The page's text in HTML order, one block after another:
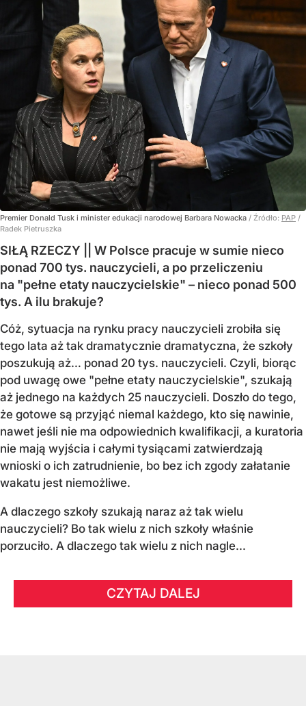
Premier Donald Tusk i minister edukacji narodowej Barbara Nowacka / Źródło: PAP /
Radek Pietruszka
SIŁĄ RZECZY || W Polsce pracuje w sumie nieco
ponad 700 tys. nauczycieli, a po przeliczeniu
na "pełne etaty nauczycielskie" – nieco ponad 500
tys. A ilu brakuje?
Cóż, sytuacja na rynku pracy nauczycieli zrobiła się
tego lata aż tak dramatycznie dramatyczna, że szkoły
poszukują aż… ponad 20 tys. nauczycieli. Czyli, biorąc
pod uwagę owe "pełne etaty nauczycielskie", szukają
aż jednego na każdych 25 nauczycieli. Doszło do tego,
że gotowe są przyjąć niemal każdego, kto się nawinie,
nawet jeśli nie ma odpowiednich kwalifikacji, a kuratoria
nie mają wyjścia i całymi tysiącami zatwierdzają
wnioski o ich zatrudnienie, bo bez ich zgody załatanie
wakatu jest niemożliwe.
A dlaczego szkoły szukają naraz aż tak wielu
nauczycieli? Bo tak wielu z nich szkoły właśnie
porzuciło. A dlaczego tak wielu z nich nagle...
CZYTAJ DALEJ